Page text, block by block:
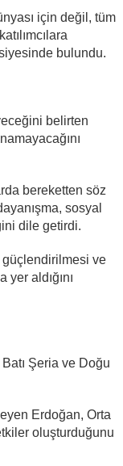
için değil, tüm
bulundu.
belirten
bereketten söz
sosyal
dile getirdi.
güçlendirilmesi ve
aldığını
Şeria ve Doğu
Erdoğan, Orta
oluşturduğunu